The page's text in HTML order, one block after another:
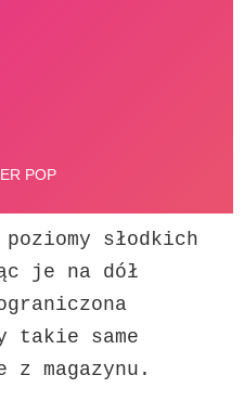
słodkich
je na dół
takie same
z magazynu.